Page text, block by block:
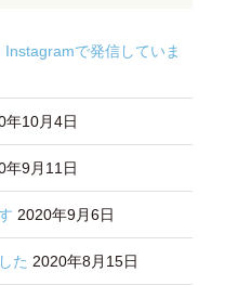
で発信していま
年10月4日
年9月11日
2020年9月6日
た 2020年8月15日